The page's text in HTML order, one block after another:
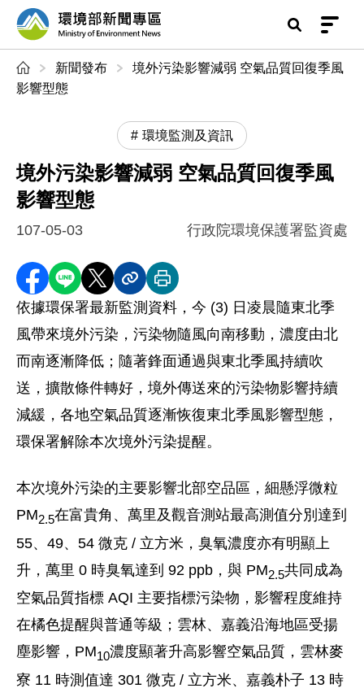
前往中央內容區塊
環境部新聞專區
新聞發布
境外污染影響減弱 空氣品質回復季風
影響型態
環境監測及資訊
境外污染影響減弱 空氣品質回復季風
影響型態
107-05-03 行政院環境保護署監資處
分享至 Facebook
分享到 LINE
分享到 X分享內容連結
列印本頁
依據環保署最新監測資料，今 (3) 日凌晨隨東北季
風帶來境外污染，污染物隨風向南移動，濃度由北
而南逐漸降低；隨著鋒面通過與東北季風持續吹
送，擴散條件轉好，境外傳送來的污染物影響持續
減緩，各地空氣品質逐漸恢復東北季風影響型態，
環保署解除本次境外污染提醒。
本次境外污染的主要影響北部空品區，細懸浮微粒
PM2.5在富貴角、萬里及觀音測站最高測值分別達到
55、49、54 微克 / 立方米，臭氧濃度亦有明顯上
升，萬里 0 時臭氧達到 92 ppb，與 PM2.5共同成為
空氣品質指標 AQI 主要指標污染物，影響程度維持
在橘色提醒與普通等級；雲林、嘉義沿海地區受揚
塵影響，PM10濃度顯著升高影響空氣品質，雲林麥
寮 11 時測值達 301 微克 / 立方米、嘉義朴子 13 時